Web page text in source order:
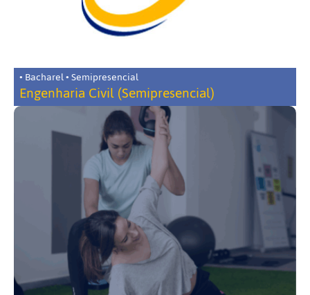
• Bacharel • Semipresencial
Engenharia Civil (Semipresencial)